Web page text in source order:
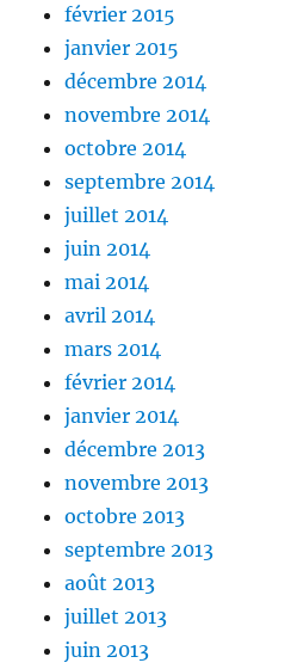
février 2015
janvier 2015
décembre 2014
novembre 2014
octobre 2014
septembre 2014
juillet 2014
juin 2014
mai 2014
avril 2014
mars 2014
février 2014
janvier 2014
décembre 2013
novembre 2013
octobre 2013
septembre 2013
août 2013
juillet 2013
juin 2013